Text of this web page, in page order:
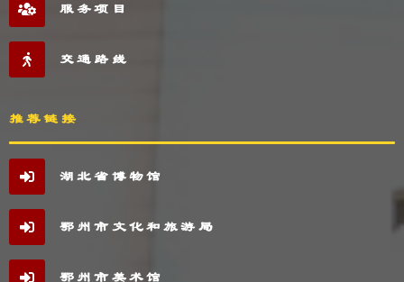
服务项目
交通路线
推荐链接
湖北省博物馆
鄂州市文化和旅游局
鄂州市美术馆